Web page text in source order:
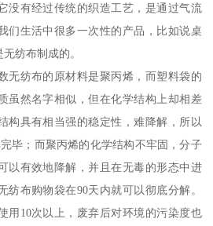
没有经过传统的织造工艺，是通过气流
们生活中很多一次性的产品，比如说桌
纺布制成的。
无纺布的原材料是聚丙烯，而塑料袋的
虽然名字相似，但在化学结构上却相差
构具有相当强的稳定性，难降解，所以
毕；而聚丙烯的化学结构不牢固，分子
以有效地降解，并且在无毒的形态中进
纺布购物袋在90天内就可以彻底分解。
用10次以上，废弃后对环境的污染度也